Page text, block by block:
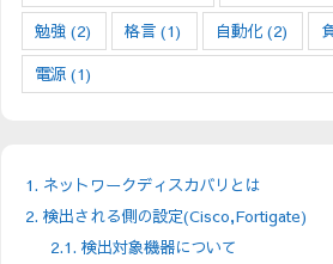
勉強 (2) 格言 (1) 自動化(2)
電源 (1)
1. ネットワークディスカバリとは
2. 検出される側の設定(Cisco,Fortigate)
2.1. 検出対象機器について